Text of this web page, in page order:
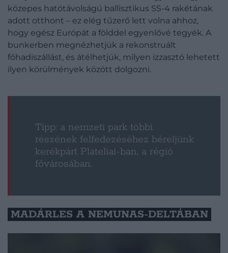
közepes hatótávolságú ballisztikus SS-4 rakétának
adott otthont – ez elég tűzerő lett volna ahhoz,
hogy egész Európát a földdel egyenlővé tegyék. A
bunkerben megnézhetjük a rekonstruált
főhadiszállást, és átélhetjük, milyen izzasztó lehetett
ilyen körülmények között dolgozni.
Tipp: a nemzeti park többi
részének felfedezéséhez béreljünk
kerékpárt Plateliai-ban, a régió
fővárosában.
MADÁRLES A NEMUNAS-DELTÁBAN